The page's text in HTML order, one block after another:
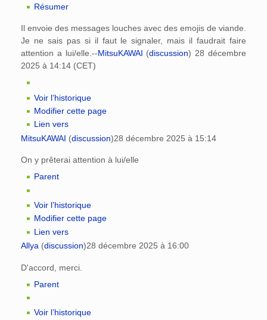
Résumer
Il envoie des messages louches avec des emojis de viande.
Je ne sais pas si il faut le signaler, mais il faudrait faire
attention a lui/elle.--MitsuKAWAI (discussion) 28 décembre
2025 à 14:14 (CET)
Voir l’historique
Modifier cette page
Lien vers
MitsuKAWAI (discussion)28 décembre 2025 à 15:14
On y prêterai attention à lui/elle
Parent
Voir l’historique
Modifier cette page
Lien vers
Allya (discussion)28 décembre 2025 à 16:00
D'accord, merci.
Parent
Voir l’historique